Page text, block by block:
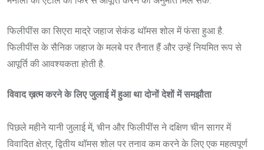
फिलीपींस का सिएरा माद्रे जहाज सेकंड थॉमस शोल में फंसा हुआ है.
फिलीपींस के सैनिक जहाज के मलबे पर तैनात हैं और उन्हें नियमित रूप से
आपूर्ति की आवश्यकता होती है.
विवाद ख़त्म करने के लिए जुलाई में हुआ था दोनों देशों में समझौता
पिछले महीने यानी जुलाई में, चीन और फिलीपींस ने दक्षिण चीन सागर में
विवादित क्षेत्र, द्वितीय थॉमस शोल पर तनाव कम करने के लिए एक महत्वपूर्ण